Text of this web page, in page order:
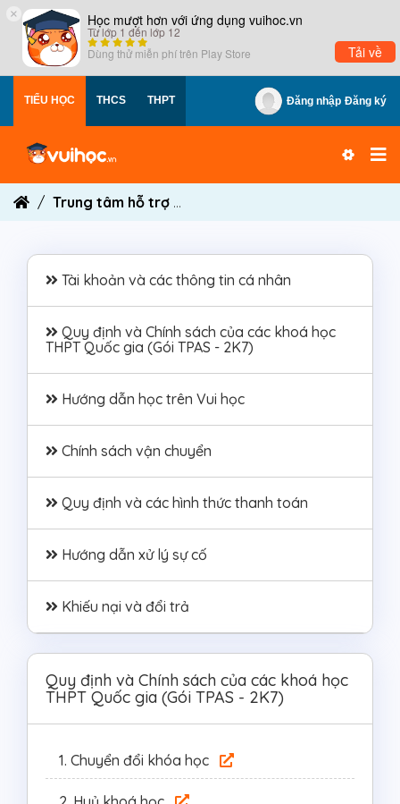
× Học mượt hơn với ứng dụng vuihoc.vn
Từ lớp 1 đến lớp 12
Dùng thử miễn phí trên Play Store Tải về
TIỂU HỌC THCS THPT Đăng nhập Đăng ký
Trung tâm hỗ trợ
Tài khoản và các thông tin cá nhân
Quy định và Chính sách của các khoá học
THPT Quốc gia (Gói TPAS - 2K7)
Hướng dẫn học trên Vui học
Chính sách vận chuyển
Quy định và các hình thức thanh toán
Hướng dẫn xử lý sự cố
Khiếu nại và đổi trả
Quy định và Chính sách của các khoá học
THPT Quốc gia (Gói TPAS - 2K7)
1. Chuyển đổi khóa học